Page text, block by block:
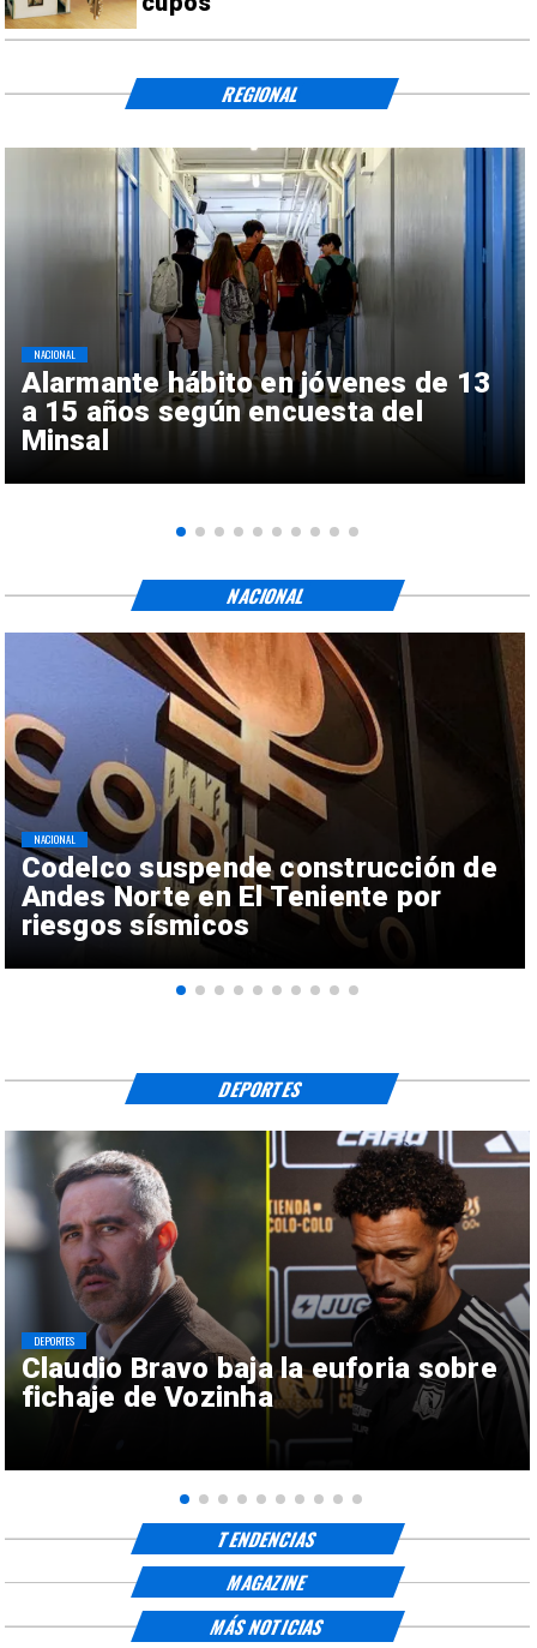
Alarmante hábito en jóvenes de 13
a 15 años según encuesta del
Minsal
NACIONAL
REGIONAL
Codelco suspende construcción de
Andes Norte en El Teniente por
riesgos sísmicos
NACIONAL
NACIONAL
Claudio Bravo baja la euforia sobre
fichaje de Vozinha
DEPORTES
DEPORTES
TENDENCIAS
MAGAZINE
MÁS NOTICIAS